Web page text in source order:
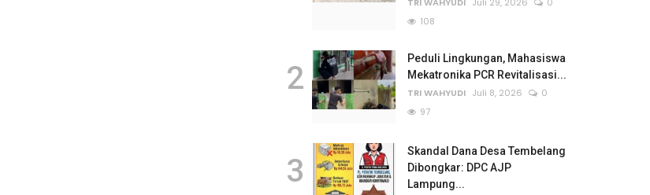
TRI WAHYUDI Juli 29, 2026
0
108
2
Peduli Lingkungan, Mahasiswa
Mekatronika PCR Revitalisasi...
TRI WAHYUDI Juli 8, 2026
0
97
3
Skandal Dana Desa Tembelang
Dibongkar: DPC AJP
Lampung...